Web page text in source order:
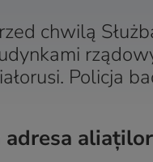
chwilą
Policja